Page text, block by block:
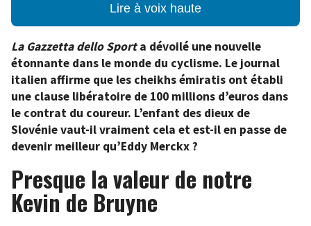
Lire à voix haute
La Gazzetta dello Sporta dévoilé une nouvelle
étonnante dans le monde du cyclisme. Le journal
italien affirme que les cheikhs émiratis ont établi
une clause libératoire de 100 millions d’euros dans
le contrat du coureur. L’enfant des dieux de
Slovénie vaut-il vraiment cela et est-il en passe de
devenir meilleur qu’Eddy Merckx ?
Presque la valeur de notre
Kevin de Bruyne